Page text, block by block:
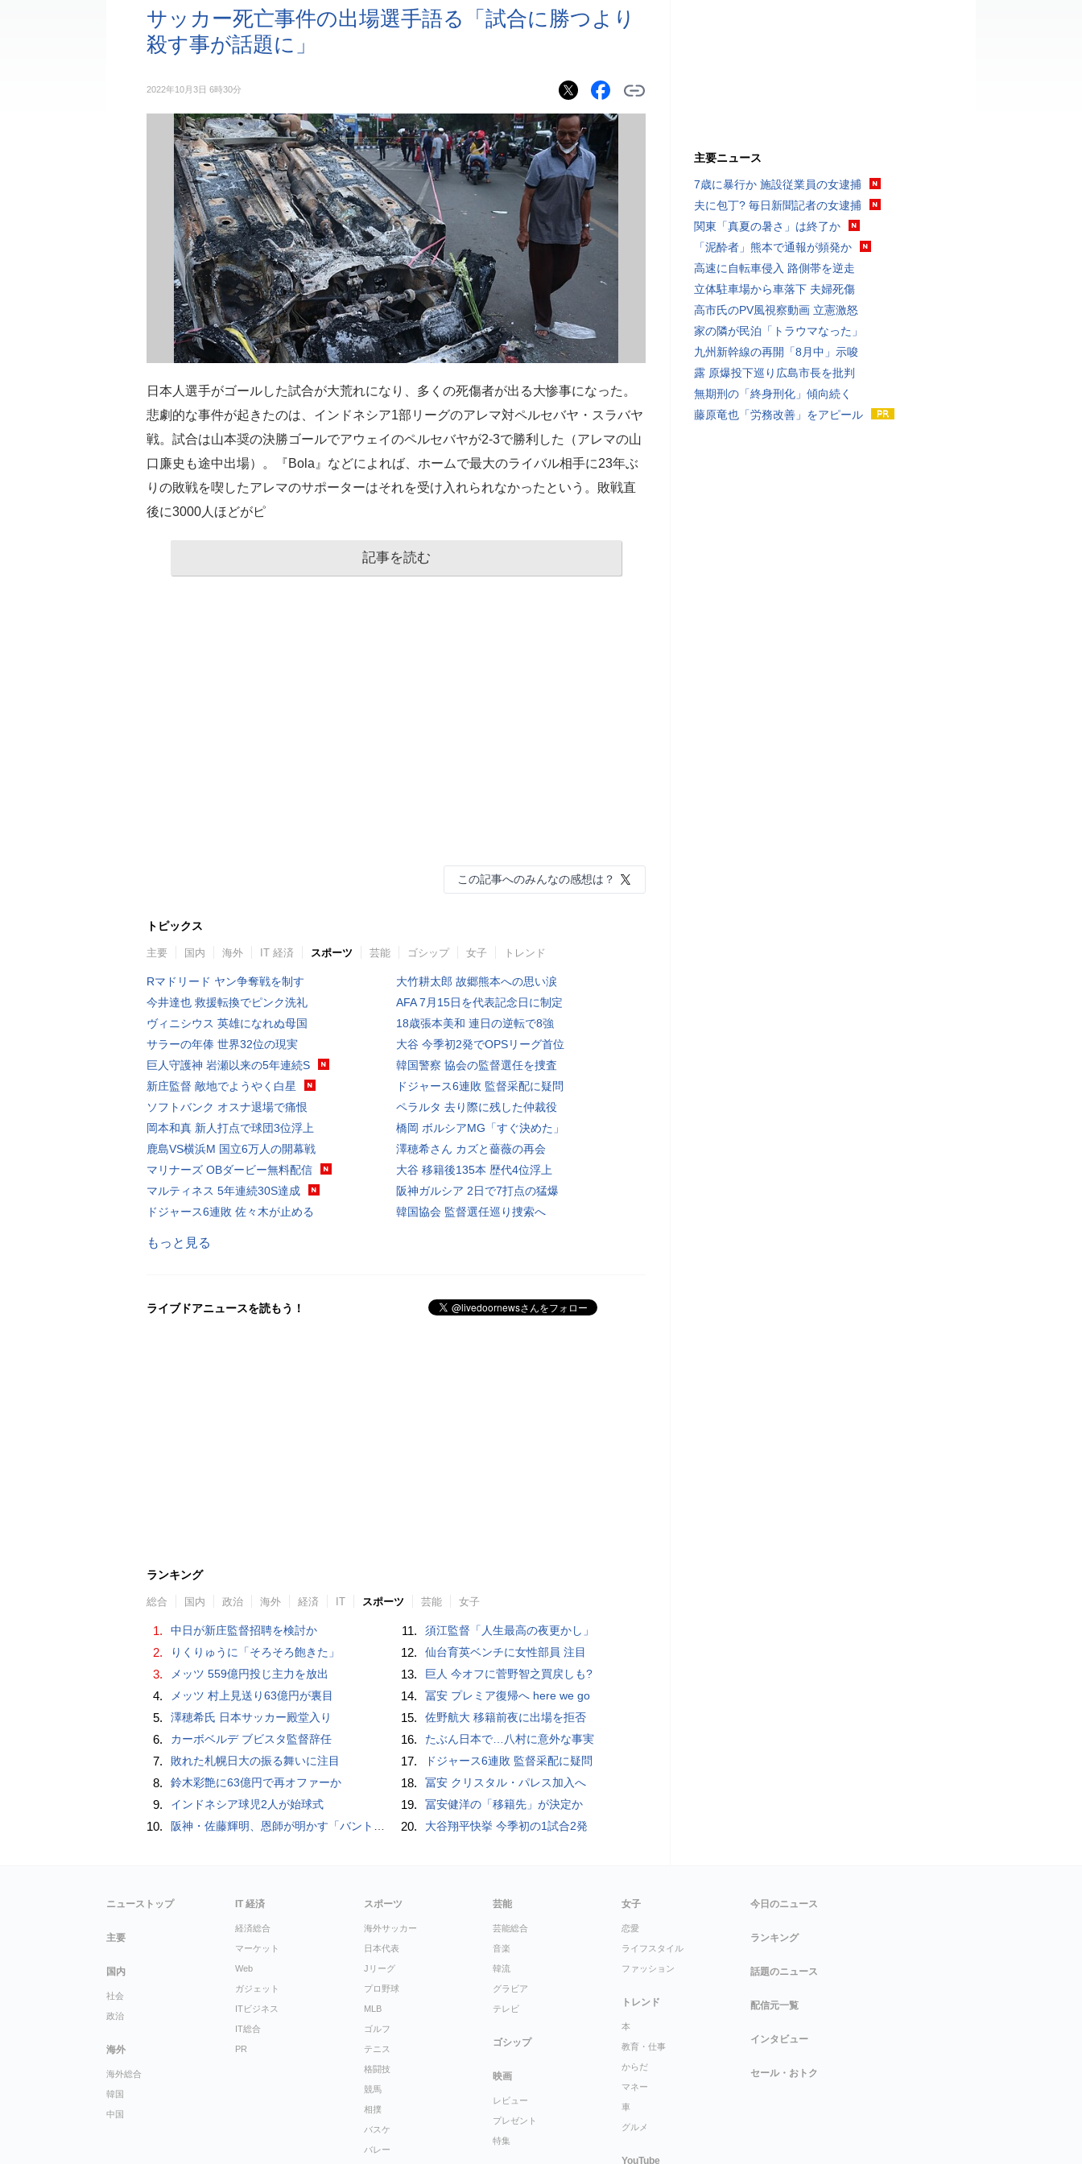
サッカー死亡事件の出場選手語る「試合に勝つより
殺す事が話題に」
2022年10月3日 6時30分
日本人選手がゴールした試合が大荒れになり、多くの死傷者が出る大惨事になった。
悲劇的な事件が起きたのは、インドネシア1部リーグのアレマ対ペルセバヤ・スラバヤ
戦。試合は山本奨の決勝ゴールでアウェイのペルセバヤが2-3で勝利した（アレマの山
口廉史も途中出場）。『Bola』などによれば、ホームで最大のライバル相手に23年ぶ
りの敗戦を喫したアレマのサポーターはそれを受け入れられなかったという。敗戦直
後に3000人ほどがピ
記事を読む
この記事へのみんなの感想は？
トピックス
主要 国内 海外 IT 経済 スポーツ 芸能 ゴシップ 女子 トレンド
Rマドリード ヤン争奪戦を制す
今井達也 救援転換でピンク洗礼
ヴィニシウス 英雄になれぬ母国
サラーの年俸 世界32位の現実
巨人守護神 岩瀬以来の5年連続S
新庄監督 敵地でようやく白星
ソフトバンク オスナ退場で痛恨
岡本和真 新人打点で球団3位浮上
鹿島VS横浜M 国立6万人の開幕戦
マリナーズ OBダービー無料配信
マルティネス 5年連続30S達成
ドジャース6連敗 佐々木が止める
大竹耕太郎 故郷熊本への思い涙
AFA 7月15日を代表記念日に制定
18歳張本美和 連日の逆転で8強
大谷 今季初2発でOPSリーグ首位
韓国警察 協会の監督選任を捜査
ドジャース6連敗 監督采配に疑問
ペラルタ 去り際に残した仲裁役
橋岡 ボルシアMG「すぐ決めた」
澤穂希さん カズと薔薇の再会
大谷 移籍後135本 歴代4位浮上
阪神ガルシア 2日で7打点の猛爆
韓国協会 監督選任巡り捜索へ
もっと見る
ライブドアニュースを読もう！
ランキング
総合 国内 政治 海外 経済 IT スポーツ 芸能 女子
1. 中日が新庄監督招聘を検討か
2. りくりゅうに「そろそろ飽きた」
3. メッツ 559億円投じ主力を放出
4. メッツ 村上見送り63億円が裏目
5. 澤穂希氏 日本サッカー殿堂入り
6. カーボベルデ ブビスタ監督辞任
7. 敗れた札幌日大の振る舞いに注目
8. 鈴木彩艶に63億円で再オファーか
9. インドネシア球児2人が始球式
10. 阪神・佐藤輝明、恩師が明かす「バント拒否でホームラン」の“やんちゃ坊主”時代
11. 須江監督「人生最高の夜更かし」
12. 仙台育英ベンチに女性部員 注目
13. 巨人 今オフに菅野智之買戻しも?
14. 冨安 プレミア復帰へ here we go
15. 佐野航大 移籍前夜に出場を拒否
16. たぶん日本で…八村に意外な事実
17. ドジャース6連敗 監督采配に疑問
18. 冨安 クリスタル・パレス加入へ
19. 冨安健洋の「移籍先」が決定か
20. 大谷翔平快挙 今季初の1試合2発
主要ニュース
7歳に暴行か 施設従業員の女逮捕
夫に包丁? 毎日新聞記者の女逮捕
関東「真夏の暑さ」は終了か
「泥酔者」熊本で通報が頻発か
高速に自転車侵入 路側帯を逆走
立体駐車場から車落下 夫婦死傷
高市氏のPV風視察動画 立憲激怒
家の隣が民泊「トラウマなった」
九州新幹線の再開「8月中」示唆
露 原爆投下巡り広島市長を批判
無期刑の「終身刑化」傾向続く
藤原竜也「労務改善」をアピール
ニューストップ
主要
国内
社会
政治
海外
海外総合
韓国
中国
IT 経済
経済総合
マーケット
Web
ガジェット
ITビジネス
IT総合
PR
スポーツ
海外サッカー
日本代表
Jリーグ
プロ野球
MLB
ゴルフ
テニス
格闘技
競馬
相撲
バスケ
バレー
芸能
芸能総合
音楽
韓流
グラビア
テレビ
ゴシップ
映画
レビュー
プレゼント
特集
女子
恋愛
ライフスタイル
ファッション
トレンド
本
教育・仕事
からだ
マネー
車
グルメ
YouTube
今日のニュース
ランキング
話題のニュース
配信元一覧
インタビュー
セール・おトク